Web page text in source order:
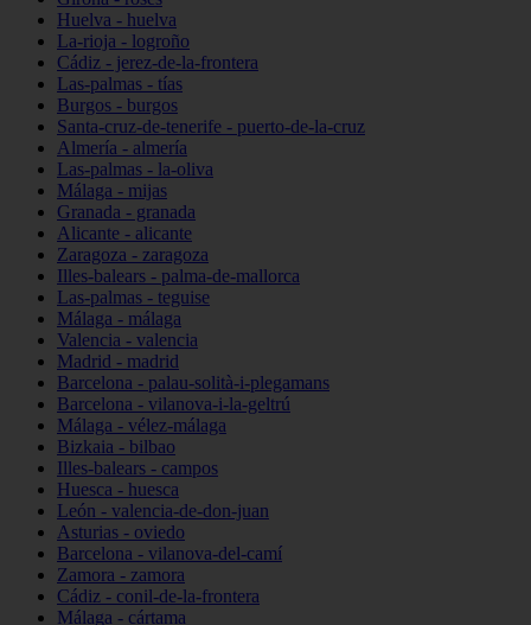
Huelva - huelva
La-rioja - logroño
Cádiz - jerez-de-la-frontera
Las-palmas - tías
Burgos - burgos
Santa-cruz-de-tenerife - puerto-de-la-cruz
Almería - almería
Las-palmas - la-oliva
Málaga - mijas
Granada - granada
Alicante - alicante
Zaragoza - zaragoza
Illes-balears - palma-de-mallorca
Las-palmas - teguise
Málaga - málaga
Valencia - valencia
Madrid - madrid
Barcelona - palau-solità-i-plegamans
Barcelona - vilanova-i-la-geltrú
Málaga - vélez-málaga
Bizkaia - bilbao
Illes-balears - campos
Huesca - huesca
León - valencia-de-don-juan
Asturias - oviedo
Barcelona - vilanova-del-camí
Zamora - zamora
Cádiz - conil-de-la-frontera
Málaga - cártama